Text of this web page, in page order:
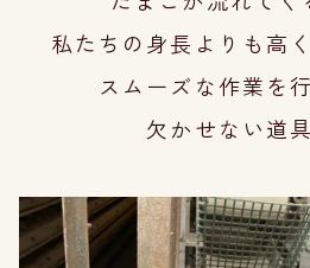
私たちの身長よりも高
スムーズな作業を
欠かせない道